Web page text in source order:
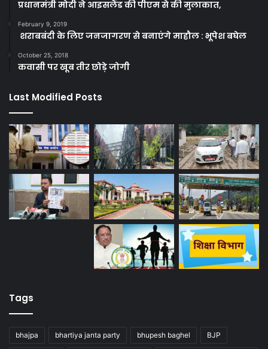
प्रधानमंत्री मोदी ने आइसलैंड की पीएम से की मुलाकात,
February 9, 2019
शराबबंदी के लिए जनजागरण से बनाएंगे माहौल : भूपेश बघेल
October 25, 2018
कवासी पर खूब तीर छोड़े जोगी
Last Modified Posts
Tags
bhajpa bhartiya janta party bhupesh baghel BJP